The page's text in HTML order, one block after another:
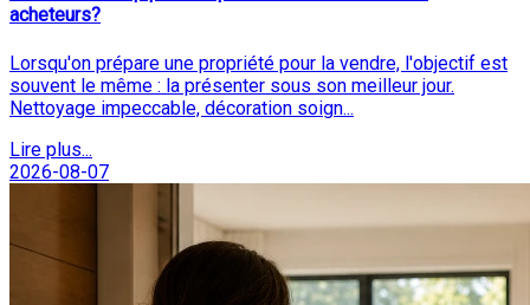
acheteurs?
Lorsqu'on prépare une propriété pour la vendre, l'objectif est
souvent le même : la présenter sous son meilleur jour.
Nettoyage impeccable, décoration soign...
Lire plus...
2026-08-07